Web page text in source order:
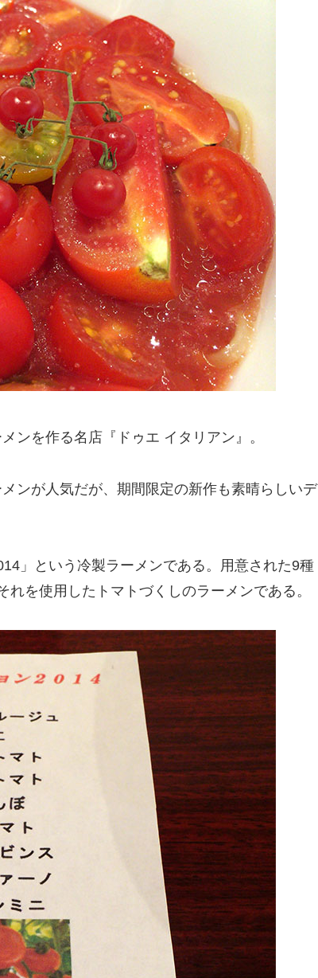
ンを作る名店『ドゥエ イタリアン』。
ンが人気だが、期間限定の新作も素晴らしいデ
」という冷製ラーメンである。用意された9種
を使用したトマトづくしのラーメンである。